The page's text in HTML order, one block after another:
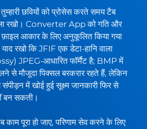
छवियों को प्रोसेस करते समय टैब
रखो। Converter App को गति और
आकार के लिए अनुकूलित किया गया
रखो कि JFIF एक डेटा-हानि वाला
JPEG-आधारित फॉर्मैट है; BMP में
से मौजूदा पिक्सल बरकरार रहते हैं, लेकिन
में खोई हुई सूक्ष्म जानकारी फिर से
बन सकती।
काम पूरा हो जाए, परिणाम सेव करने के लिए